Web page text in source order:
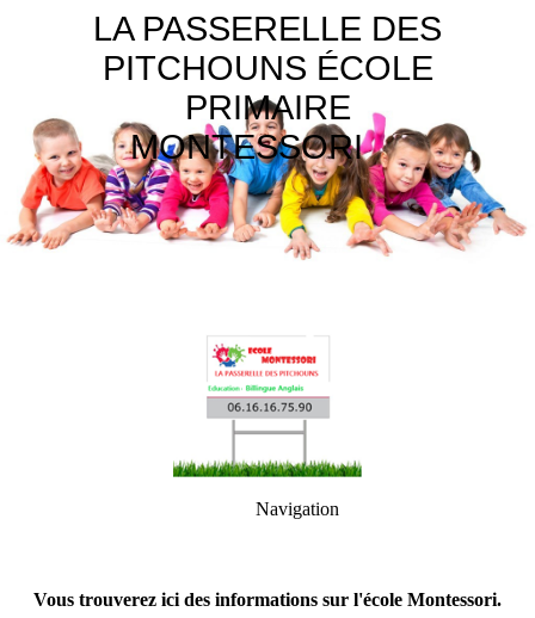
LA PASSERELLE DES
PITCHOUNS ÉCOLE
PRIMAIRE
MONTESSORI
Navigation
Vous trouverez ici des informations sur l'école Montessori.